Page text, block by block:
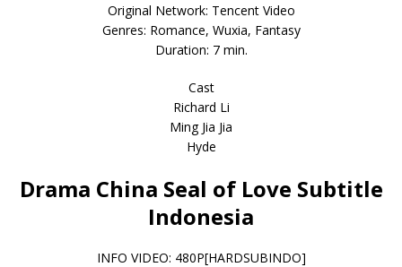
Original Network: Tencent Video
Genres: Romance, Wuxia, Fantasy
Duration: 7 min.
Cast
Richard Li
Ming Jia Jia
Hyde
Drama China Seal of Love Subtitle
Indonesia
INFO VIDEO: 480P[HARDSUBINDO]